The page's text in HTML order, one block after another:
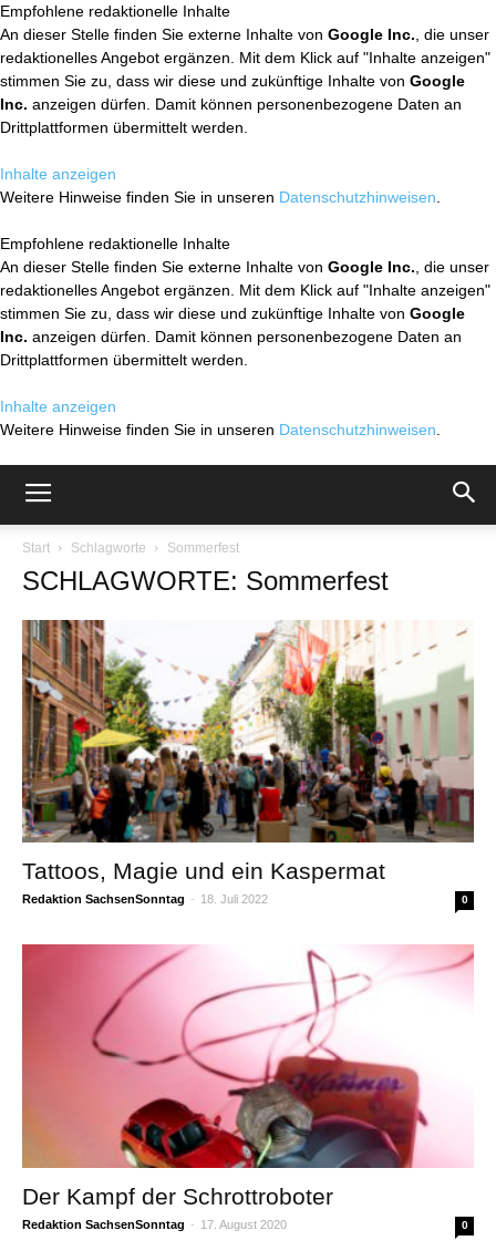
Empfohlene redaktionelle Inhalte
An dieser Stelle finden Sie externe Inhalte von Google Inc. , die unser
redaktionelles Angebot ergänzen. Mit dem Klick auf "Inhalte anzeigen"
stimmen Sie zu, dass wir diese und zukünftige Inhalte von Google
Inc. anzeigen dürfen. Damit können personenbezogene Daten an
Drittplattformen übermittelt werden.
Inhalte anzeigen
Weitere Hinweise finden Sie in unseren Datenschutzhinweisen
Empfohlene redaktionelle Inhalte
An dieser Stelle finden Sie externe Inhalte von Google Inc. , die unser
redaktionelles Angebot ergänzen. Mit dem Klick auf "Inhalte anzeigen"
stimmen Sie zu, dass wir diese und zukünftige Inhalte von Google
Inc. anzeigen dürfen. Damit können personenbezogene Daten an
Drittplattformen übermittelt werden.
Inhalte anzeigen
Weitere Hinweise finden Sie in unseren Datenschutzhinweisen
Start Schlagworte Sommerfest
SCHLAGWORTE: Sommerfest
Tattoos, Magie und ein Kaspermat
Redaktion SachsenSonntag - 18. Juli 2022 0
Der Kampf der Schrottroboter
Redaktion SachsenSonntag - 17. August 2020 0